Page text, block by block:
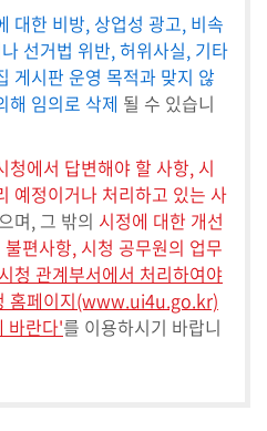
대한 비방, 상업성 광고, 비속
선거법 위반, 허위사실, 기타
게시판 운영 목적과 맞지 않
해 임의로 삭제 될 수 있습니
청에서 답변해야 할 사항, 시
예정이거나 처리하고 있는 사
며, 그 밖의 시정에 대한 개선
편사항, 시청 공무원의 업무
청 관계부서에서 처리하여야
홈페이지(www.ui4u.go.kr)
바란다'를 이용하시기 바랍니